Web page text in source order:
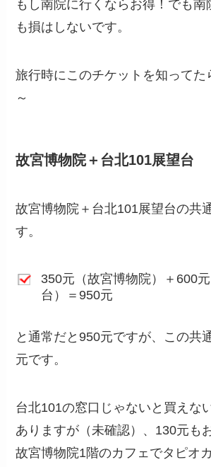
もし南院に行くならお得！でも南
も損はしないです。
旅行時にこのチケットを知ってた
～
故宮博物院＋台北101展望台
故宮博物院＋台北101展望台の共
す。
350元（故宮博物院）＋600
台）＝950元
と通常だと950元ですが、この共
元です。
台北101の窓口じゃないと買えな
ありますが（未確認）、130元も
故宮博物院1階のカフェでタピオ